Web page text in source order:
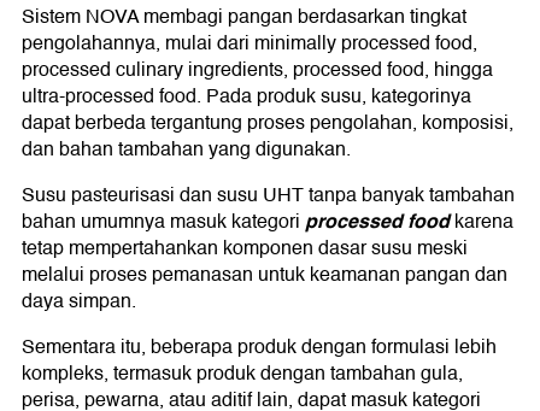
Sistem NOVA membagi pangan berdasarkan tingkat
pengolahannya, mulai dari minimally processed food,
processed culinary ingredients, processed food, hingga
ultra-processed food. Pada produk susu, kategorinya
dapat berbeda tergantung proses pengolahan, komposisi,
dan bahan tambahan yang digunakan.
Susu pasteurisasi dan susu UHT tanpa banyak tambahan
bahan umumnya masuk kategoriprocessed foodkarena
tetap mempertahankan komponen dasar susu meski
melalui proses pemanasan untuk keamanan pangan dan
daya simpan.
Sementara itu, beberapa produk dengan formulasi lebih
kompleks, termasuk produk dengan tambahan gula,
perisa, pewarna, atau aditif lain, dapat masuk kategori